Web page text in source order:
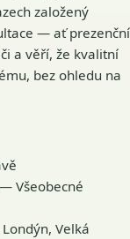
založený
— ať prezenční
a věří, že kvalitní
bez ohledu na
Všeobecné
Velká